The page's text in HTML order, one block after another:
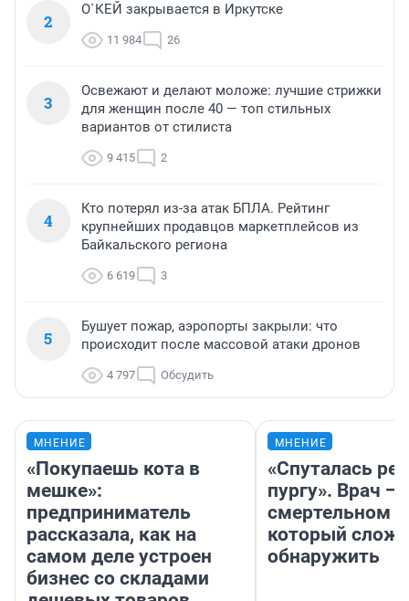
2
О`КЕЙ закрывается в Иркутске
11 984 26
3
Освежают и делают моложе: лучшие стрижки
для женщин после 40 — топ стильных
вариантов от стилиста
9 415 2
4
Кто потерял из-за атак БПЛА. Рейтинг
крупнейших продавцов маркетплейсов из
Байкальского региона
6 619 3
5
Бушует пожар, аэропорты закрыли: что
происходит после массовой атаки дронов
4 797 Обсудить
МНЕНИЕ
«Покупаешь кота в
мешке»:
предприниматель
рассказала, как на
самом деле устроен
бизнес со складами
МНЕНИЕ
«Спуталась
пургу». Врач —
смертельном
который
обнаружить